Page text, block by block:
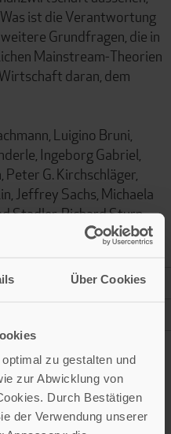
Über Cookies
zu gestalten und
zur Abwicklung von
Durch Bestätigen
der Verwendung unserer
ist die Verantwortung
Grundfragen, die in
Mainstream-Theorien
daran, dem
Luigino Bruni,
Ingeborg Gabriel,
Peter G. Kirchschläger,
Jeffrey Sachs, Michaela
Stadler, Richard Sturn,
Stefano Zamagni